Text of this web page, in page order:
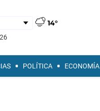
14°
POLÍTICA ECONOMÍA